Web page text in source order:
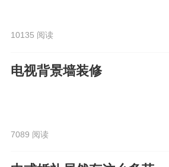
10135 阅读
电视背景墙装修
7089 阅读